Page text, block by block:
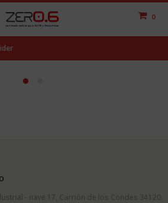
0
- nave 17, Carrión de los Condes 34120